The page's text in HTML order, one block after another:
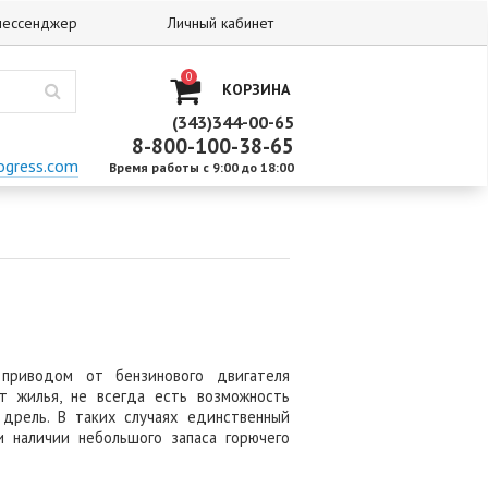
Личный кабинет
0
КОРЗИНА
(343)344-00-65
8-800-100-38-65
Время работы с 9:00 до 18:00
от бензинового двигателя
жилья, не всегда есть возможность
В таких случаях единственный
небольшого запаса горючего